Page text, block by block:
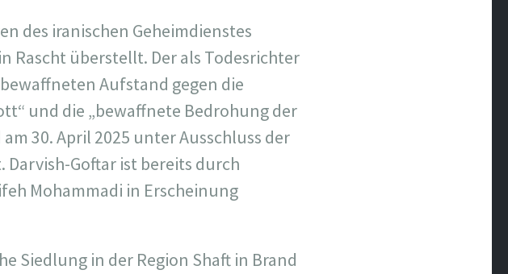
des iranischen Geheimdienstes
Rascht überstellt. Der als Todesrichter
Aufstand gegen die
und die „bewaffnete Bedrohung der
30. April 2025 unter Ausschluss der
Goftar ist bereits durch
Mohammadi in Erscheinung
Siedlung in der Region Shaft in Brand